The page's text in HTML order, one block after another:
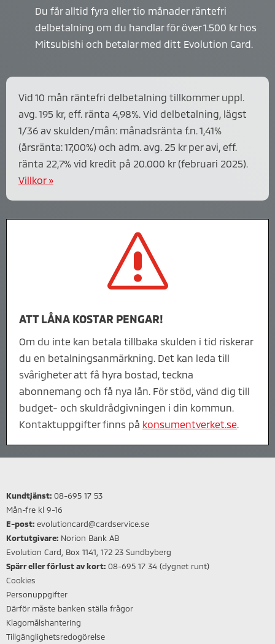
Du får alltid fyra eller tio månader räntefri
delbetalning om du handlar för över 1.500 kr hos
Mitsubishi och betalar med ditt Evolution Card.
Vid 10 mån räntefri delbetalning tillkommer uppl.
avg. 195 kr, eff. ränta 4,98%. Vid delbetalning, lägst
1/36 av skulden/mån: månadsränta f.n. 1,41%
(årsränta: 17,00%) och adm. avg. 25 kr per avi, eff.
ränta 22,7% vid kredit på 20.000 kr (februari 2025).
Villkor »
s
ATT LÅNA KOSTAR PENGAR!
Om du inte kan betala tillbaka skulden i tid riskerar
du en betalningsanmärkning. Det kan leda till
svårigheter att få hyra bostad, teckna
abonnemang och få nya lån. För stöd, vänd dig till
budget- och skuldrådgivningen i din kommun.
Kontaktuppgifter finns på konsumentverket.se.
Kundtjänst: 08-695 17 53
Mån-fre kl 9-16
E-post: evolutioncard@cardservice.se
Kortutgivare: Norion Bank AB
Evolution Card, Box 1141, 172 23 Sundbyberg
Spärr eller förlust av kort: 08-695 17 34 (dygnet runt)
Cookies
Personuppgifter
Därför måste banken ställa frågor
Klagomålshantering
Tillgänglighetsredogörelse